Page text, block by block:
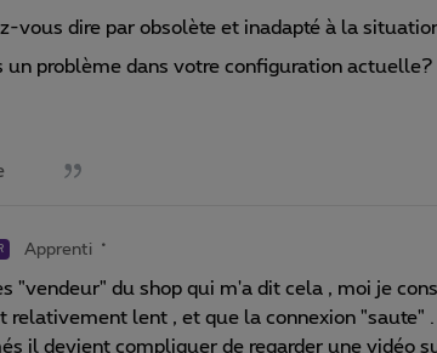
vous dire par obsolète et inadapté à la
un problème dans votre configuration actuelle?
Apprenti
"vendeur" du shop qui m'a dit cela , moi je
relativement lent , et que la connexion "saute"
il devient compliquer de regarder une vidéo